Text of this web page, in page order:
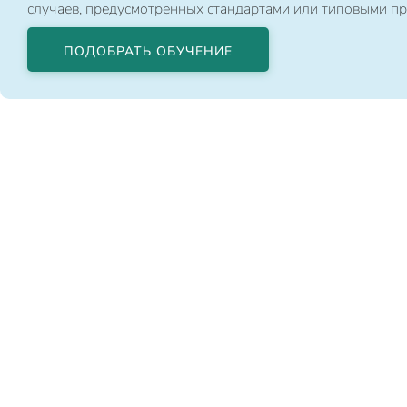
случаев, предусмотренных стандартами или типовыми
ПОДОБРАТЬ ОБУЧЕНИЕ